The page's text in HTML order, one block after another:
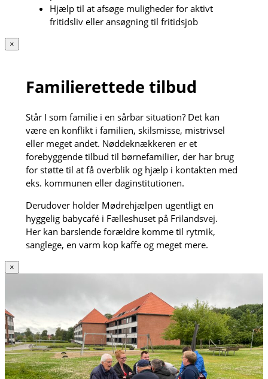
Hjælp til at afsøge muligheder for aktivt
fritidsliv eller ansøgning til fritidsjob
×
Familierettede tilbud
Står I som familie i en sårbar situation? Det kan
være en konflikt i familien, skilsmisse, mistrivsel
eller meget andet. Nøddeknækkeren er et
forebyggende tilbud til børnefamilier, der har brug
for støtte til at få overblik og hjælp i kontakten med
eks. kommunen eller daginstitutionen.
Derudover holder Mødrehjælpen ugentligt en
hyggelig babycafé i Fælleshuset på Frilandsvej.
Her kan barslende forældre komme til rytmik,
sanglege, en varm kop kaffe og meget mere.
×